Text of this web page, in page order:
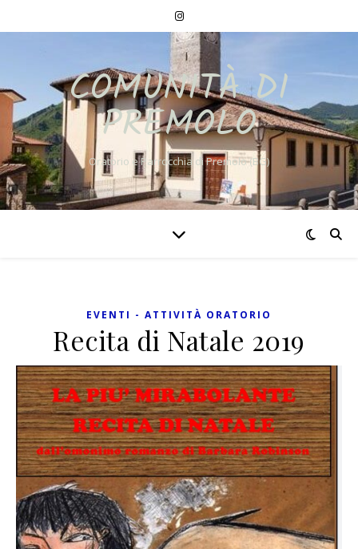
COMUNITÀ DI
PREMOLO
Oratorio e Parrocchia di Premolo (BG)
EVENTI - ATTIVITÀ ORATORIO
Recita di Natale 2019